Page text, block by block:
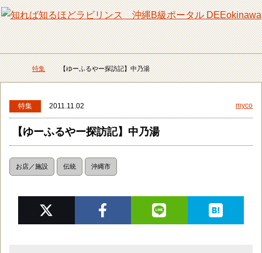
メニュー 検
DEEokinawaトップ
特集 【ゆーふるやー探訪記】中乃湯
特集 2011.11.02 myco
【ゆーふるやー探訪記】中乃湯
お店／施設 伝統 沖縄市